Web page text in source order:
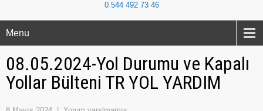
0 544 492 73 46
Menu
08.05.2024-Yol Durumu ve Kapalı
Yollar Bülteni TR YOL YARDIM